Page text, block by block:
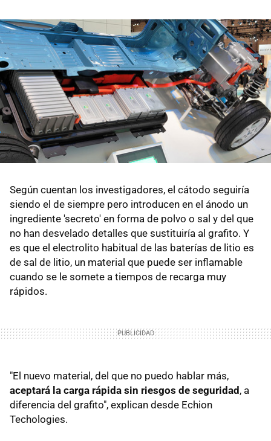
Según cuentan los investigadores, el cátodo seguiría
siendo el de siempre pero introducen en el ánodo un
ingrediente 'secreto' en forma de polvo o sal y del que
no han desvelado detalles que sustituiría al grafito. Y
es que el electrolito habitual de las baterías de litio es
de sal de litio, un material que puede ser inflamable
cuando se le somete a tiempos de recarga muy
rápidos.
"El nuevo material, del que no puedo hablar más,
aceptará la carga rápida sin riesgos de seguridad, a
diferencia del grafito", explican desde Echion
Techologies.